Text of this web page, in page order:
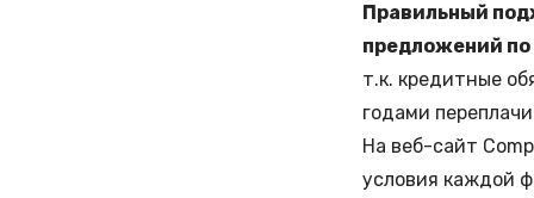
Правильный
предложений
т.к. кредитные
годами
На веб-сайт
условия каждой